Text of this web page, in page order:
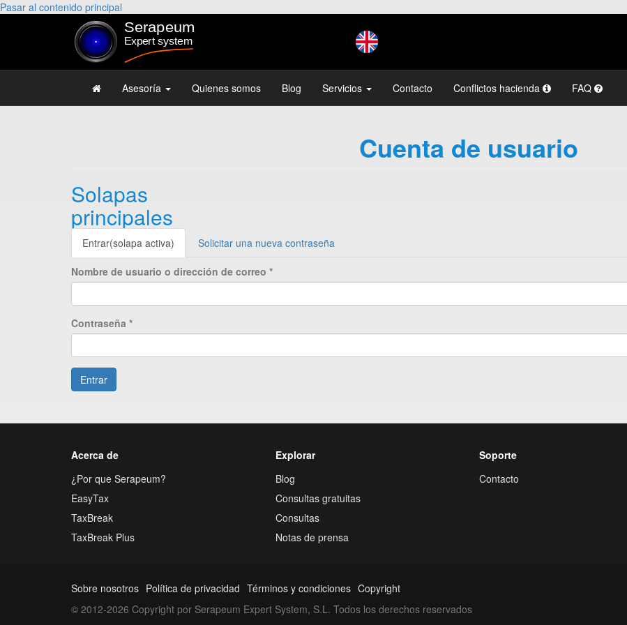
Pasar al contenido principal
Asesoría Quienes somos Blog Servicios Contacto Conflictos hacienda FAQ
Cuenta de usuario
Solapas
principales
Entrar(solapa activa) Solicitar una nueva contraseña
Nombre de usuario o dirección de correo *
Contraseña *
Entrar
Acerca de
¿Por que Serapeum?
EasyTax
TaxBreak
TaxBreak Plus
Explorar
Blog
Consultas gratuitas
Consultas
Notas de prensa
Soporte
Contacto
Sobre nosotros Política de privacidad Términos y condiciones Copyright
© 2012-2026 Copyright por Serapeum Expert System, S.L. Todos los derechos reservados